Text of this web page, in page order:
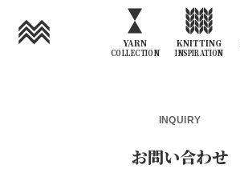
YARN
COLLECTION
KNITTING
INSPIRATION
INQUIRY
お問い合わせ